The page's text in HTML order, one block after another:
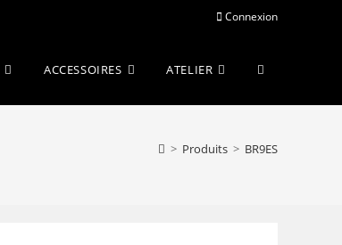
Connexion
ACCESSOIRES ATELIER Toggle
> Produits > BR9ES